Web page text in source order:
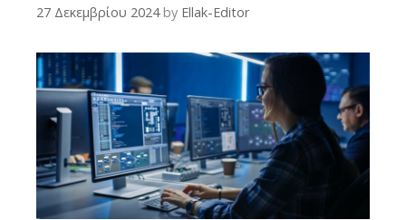
27 Δεκεμβρίου 2024 by Ellak-Editor